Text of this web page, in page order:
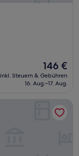
Der
Preis
beträgt
146 €
inkl. Steuern & Gebühren
16. Aug.–17. Aug.